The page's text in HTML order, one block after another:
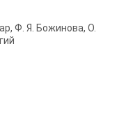
Ф. Я. Божинова, О.